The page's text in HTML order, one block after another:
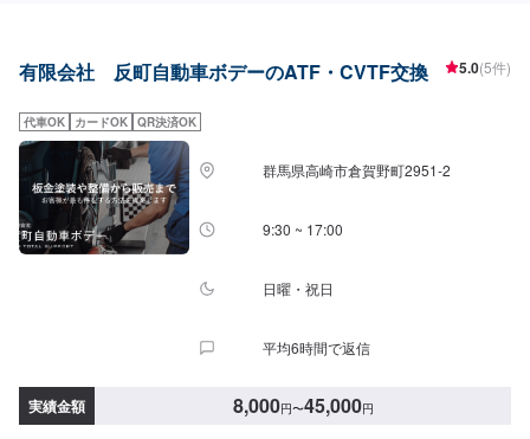
です。オファーにて詳細をお願い致します。【定休日・営業時間】定休日：
日曜日、祝日営業時間：8:30~17:30
有限会社 反町自動車ボデーのATF・CVTF交換 5.0(5件)
代車OK カードOK QR決済OK
群馬県高崎市倉賀野町2951‐2
9:30 ~ 17:00
日曜・祝日
平均6時間で返信
実績金額 8,000円〜45,000円